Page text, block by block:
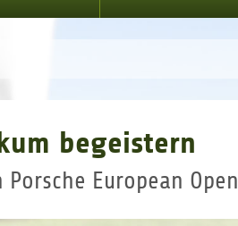
begeistern
European Open